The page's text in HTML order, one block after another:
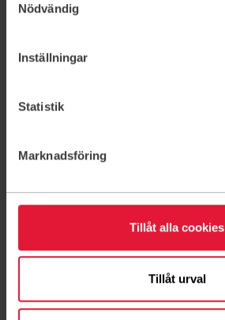
Nödvändig
Inställningar
Statistik
Marknadsföring
Tillåt alla cookies
Tillåt urval
Bli medlem
Priser